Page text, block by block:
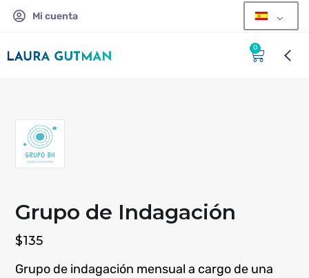
Mi cuenta
0
Grupo de Indagación
$135
Grupo de indagación mensual a cargo de una